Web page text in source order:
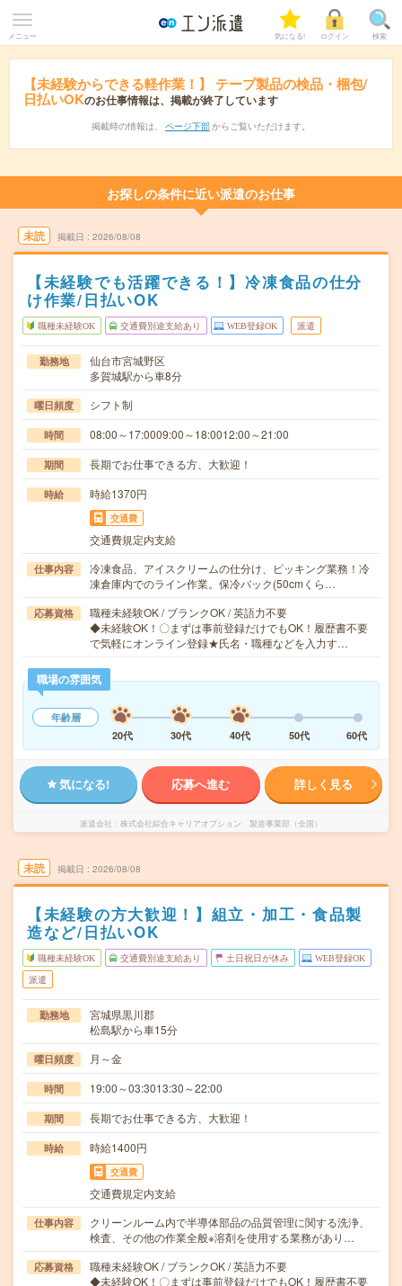
メニュー 気になる! ログイン 検索
【未経験からできる軽作業！】 テープ製品の検品・梱包/
日払いOKのお仕事情報は、掲載が終了しています
掲載時の情報は、 ページ下部 からご覧いただけます。
お探しの条件に近い派遣のお仕事
未読 掲載日 2026/08/08
【未経験でも活躍できる！】冷凍食品の仕分
け作業/日払いOK
職種未経験OK 交通費別途支給あり WEB登録OK 派遣
勤務地
仙台市宮城野区
多賀城駅から車8分
曜日頻度 シフト制
時間 08:00～17:0009:00～18:0012:00～21:00
期間 長期でお仕事できる方、大歓迎！
時給 時給1370円
交通費
交通費規定内支給
仕事内容
冷凍食品、アイスクリームの仕分け、ピッキング業務！冷
凍倉庫内でのライン作業。保冷バック(50cmくら…
応募資格
職種未経験OK / ブランクOK / 英語力不要
◆未経験OK！〇まずは事前登録だけでもOK！履歴書不要
で気軽にオンライン登録★氏名・職種などを入力す…
職場の雰囲気
年齢層
20代
30代 40代 50代 60代
気になる! 応募へ進む 詳しく見る
派遣会社 株式会社綜合キャリアオプション 製造事業部（全国）
未読 掲載日 2026/08/08
【未経験の方大歓迎！】組立・加工・食品製
造など/日払いOK
職種未経験OK 交通費別途支給あり 土日祝日が休み WEB登録OK
派遣
勤務地
宮城県黒川郡
松島駅から車15分
曜日頻度 月～金
時間 19:00～03:3013:30～22:00
期間 長期でお仕事できる方、大歓迎！
時給 時給1400円
交通費
交通費規定内支給
仕事内容
クリーンルーム内で半導体部品の品質管理に関する洗浄、
検査、その他の作業全般※溶剤を使用する業務があり…
応募資格
職種未経験OK / ブランクOK / 英語力不要
◆未経験OK！〇まずは事前登録だけでもOK！履歴書不要